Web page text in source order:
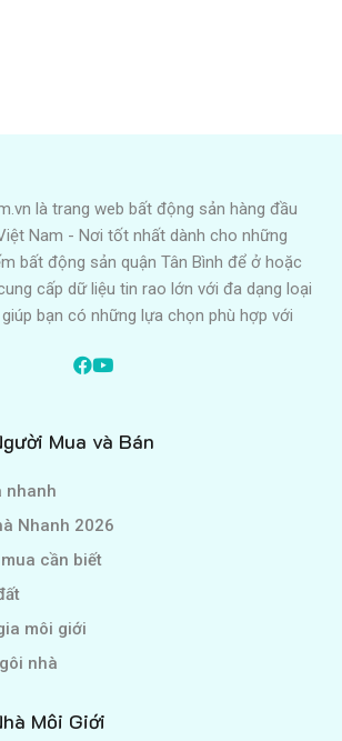
là trang web bất động sản hàng đầu
Nam - Nơi tốt nhất dành cho những
bất động sản quận Tân Bình để ở hoặc
cấp dữ liệu tin rao lớn với đa dạng loại
bạn có những lựa chọn phù hợp với
Mua và Bán
nhanh
Nhanh 2026
cần biết
môi giới
nhà
Môi Giới